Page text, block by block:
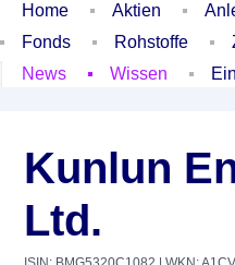
Home Aktien
Fonds
Rohstoffe
News
Wissen
Kunlun
Ltd.